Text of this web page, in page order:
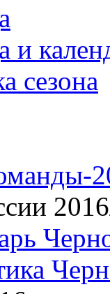
и
сезона